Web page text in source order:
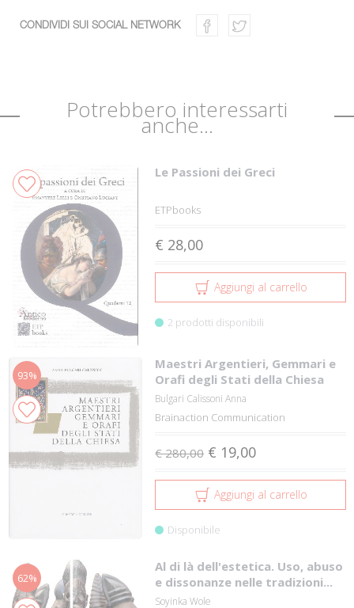
CONDIVIDI SUI SOCIAL NETWORK
Potrebbero interessarti
anche...
Le Passioni dei Greci
ETPbooks
€ 28,00
Aggiungi al carrello
2 prodotti disponibili
93%
Maestri Argentieri, Gemmari e
Orafi degli Stati della Chiesa
Bulgari Calissoni Anna
Brainaction Communication
€ 280,00 € 19,00
Aggiungi al carrello
Disponibile
62%
Al di là dell'estetica. Uso, abuso
e dissonanze nelle tradizioni...
Soyinka Wole